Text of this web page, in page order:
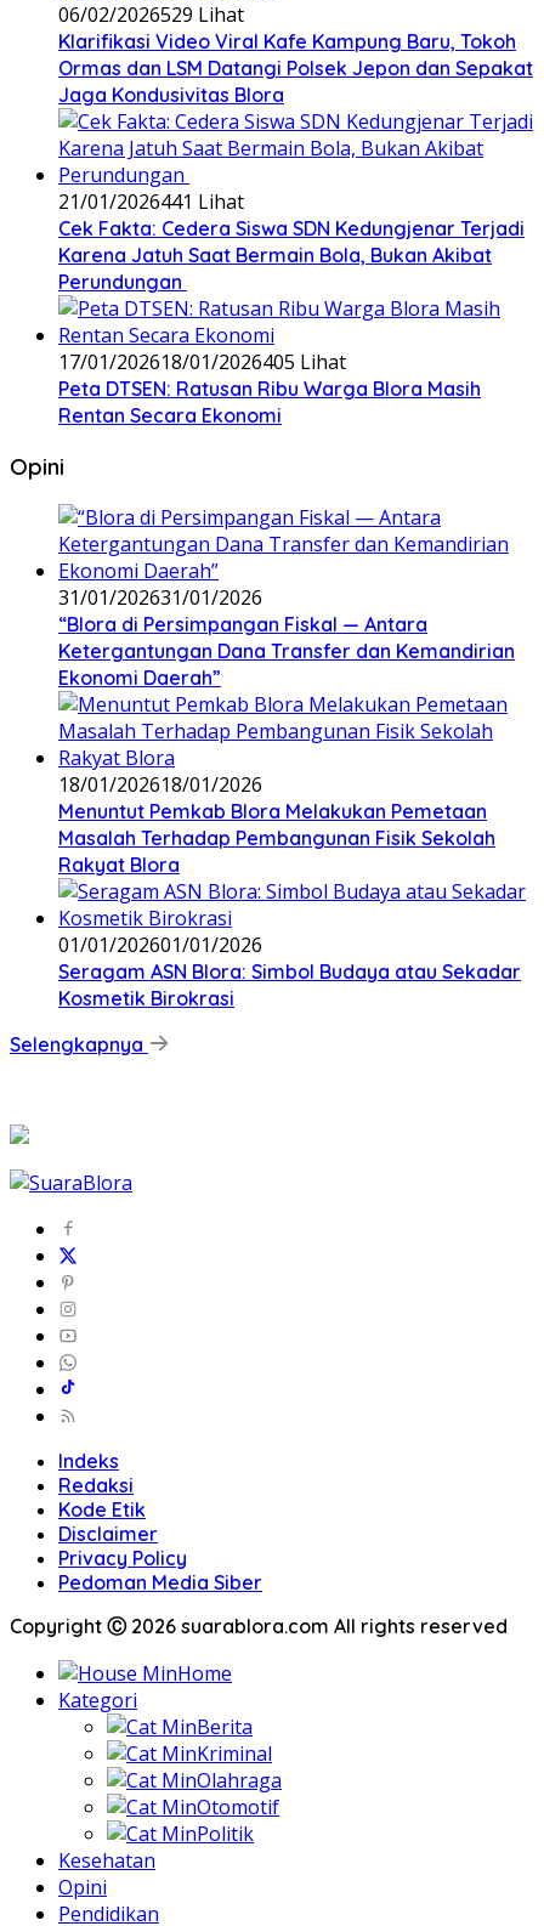
06/02/2026529 Lihat
‎Klarifikasi Video Viral Kafe Kampung Baru, Tokoh
Ormas dan LSM Datangi Polsek Jepon dan Sepakat
Jaga Kondusivitas Blora
21/01/2026441 Lihat
Cek Fakta: Cedera Siswa SDN Kedungjenar Terjadi
Karena Jatuh Saat Bermain Bola, Bukan Akibat
Perundungan ‎
17/01/202618/01/2026405 Lihat
‎Peta DTSEN: Ratusan Ribu Warga Blora Masih
Rentan Secara Ekonomi
Opini
31/01/202631/01/2026
‎“Blora di Persimpangan Fiskal — Antara
Ketergantungan Dana Transfer dan Kemandirian
Ekonomi Daerah”
18/01/202618/01/2026
‎Menuntut Pemkab Blora Melakukan Pemetaan
Masalah Terhadap Pembangunan Fisik Sekolah
Rakyat Blora
01/01/202601/01/2026
‎Seragam ASN Blora: Simbol Budaya atau Sekadar
Kosmetik Birokrasi
Selengkapnya
Indeks
Redaksi
Kode Etik
Disclaimer
Privacy Policy
Pedoman Media Siber
Copyright Ⓒ 2026 suarablora.com All rights reserved
Home
Kategori
Berita
Kriminal
Olahraga
Otomotif
Politik
Kesehatan
Opini
Pendidikan